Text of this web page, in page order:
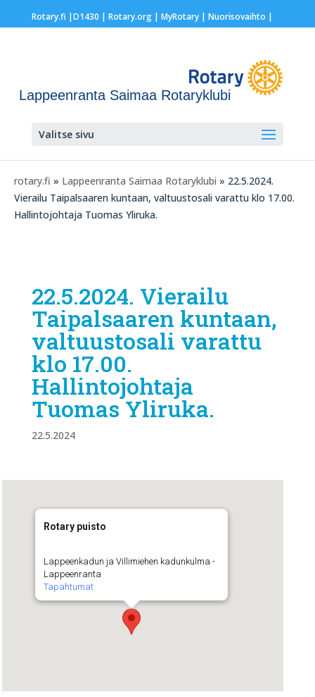
Rotary.fi |D1430 | Rotary.org| MyRotary | Nuorisovaihto |
Lappeenranta Saimaa Rotaryklubi
Valitse sivu
rotary.fi » Lappeenranta Saimaa Rotaryklubi » 22.5.2024.
Vierailu Taipalsaaren kuntaan, valtuustosali varattu klo 17.00.
Hallintojohtaja Tuomas Yliruka.
22.5.2024. Vierailu
Taipalsaaren kuntaan,
valtuustosali varattu
klo 17.00.
Hallintojohtaja
Tuomas Yliruka.
22.5.2024
Rotary puisto
Lappeenkadun ja Villimiehen kadunkulma -
Lappeenranta
Tapahtumat